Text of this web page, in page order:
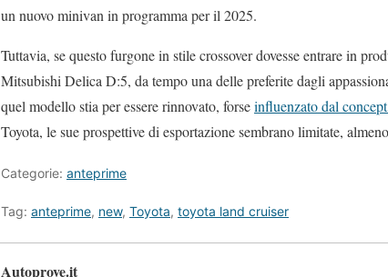
un nuovo minivan in programma per il 2025.
Tuttavia, se questo furgone in stile crossover dovesse entrare in
Mitsubishi Delica D:5, da tempo una delle preferite dagli
quel modello stia per essere rinnovato, forseinfluenzato dal
Toyota, le sue prospettive di esportazione sembrano limitate,
Categorie: anteprime
Tag: anteprime, new, Toyota, toyota land cruiser
Autoprove.it